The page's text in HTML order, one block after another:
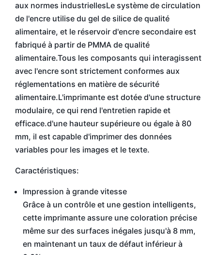
aux normes industriellesLe système de circulation
de l'encre utilise du gel de silice de qualité
alimentaire, et le réservoir d'encre secondaire est
fabriqué à partir de PMMA de qualité
alimentaire.Tous les composants qui interagissent
avec l'encre sont strictement conformes aux
réglementations en matière de sécurité
alimentaire.L'imprimante est dotée d'une structure
modulaire, ce qui rend l'entretien rapide et
efficace.d'une hauteur supérieure ou égale à 80
mm, il est capable d'imprimer des données
variables pour les images et le texte.
Caractéristiques:
Impression à grande vitesse
Grâce à un contrôle et une gestion intelligents,
cette imprimante assure une coloration précise
même sur des surfaces inégales jusqu'à 8 mm,
en maintenant un taux de défaut inférieur à